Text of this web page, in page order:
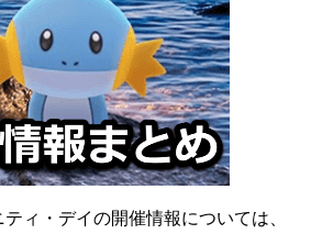
ィ・デイの開催情報については、